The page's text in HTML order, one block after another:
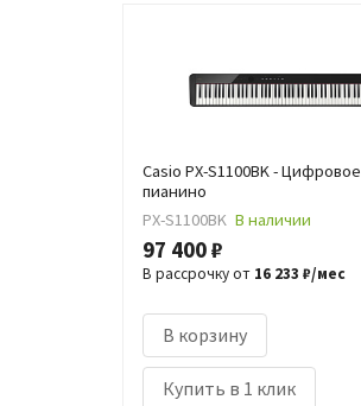
Casio PX-S1100BK - Цифровое
пианино
PX-S1100BK В наличии
97 400 ₽
В рассрочку от 16 233 ₽/мес
В корзину
Купить в 1 клик